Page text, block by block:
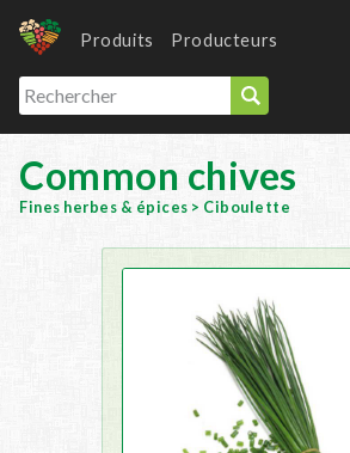
Produits Producteurs
Common chives
Fines herbes & épices > Ciboulette